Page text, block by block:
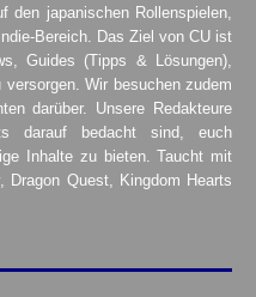
den japanischen Rollenspielen,
Bereich. Das Ziel von CU ist
Guides (Tipps & Lösungen),
Wir besuchen zudem
darüber. Unsere Redakteure
darauf bedacht sind, euch
Inhalte zu bieten. Taucht mit
Quest, Kingdom Hearts